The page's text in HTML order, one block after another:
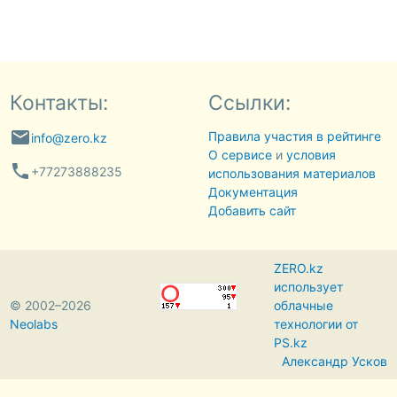
Контакты:
emailinfo@zero.kz
phone +77273888235
Ссылки:
Правила участия в рейтинге
О сервисеи условия
использования материалов
Документация
Добавить сайт
© 2002–2026
Neolabs
ZERO.kz
использует
облачные
технологии от
PS.kz
Александр Усков